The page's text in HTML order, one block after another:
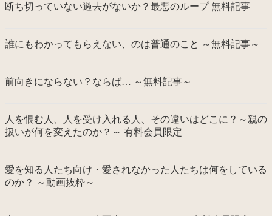
断ち切っていない過去がないか？最悪のループ 無料記事
誰にもわかってもらえない、のは普通のこと ～無料記事～
前向きにならない？ならば… ～無料記事～
人を恨む人、人を受け入れる人、その違いはどこに？～親の
扱いが何を変えたのか？～ 有料会員限定
愛を知る人たち向け・愛されなかった人たちは何をしている
のか？ ～動画抜粋～